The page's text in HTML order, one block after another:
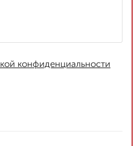
конфиденциальности